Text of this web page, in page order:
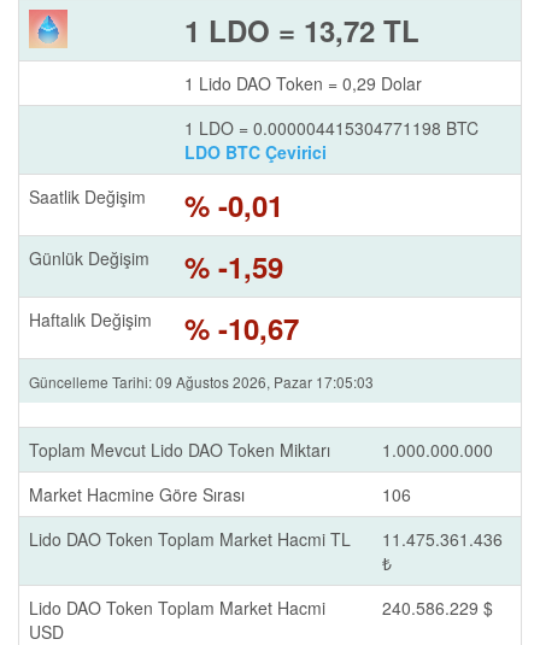
1 LDO = 13,72 TL
1 Lido DAO Token = 0,29 Dolar
1 LDO = 0.000004415304771198 BTC
LDO BTC Çevirici
Saatlik Değişim
% -0,01
Günlük Değişim % -1,59
Haftalık Değişim % -10,67
Güncelleme Tarihi: 09 Ağustos 2026, Pazar 17:05:03
Toplam Mevcut Lido DAO Token Miktarı
1.000.000.000
Market Hacmine Göre Sırası
106
Lido DAO Token Toplam Market Hacmi TL
11.475.361.436
₺
Lido DAO Token Toplam Market Hacmi
USD
240.586.229 $